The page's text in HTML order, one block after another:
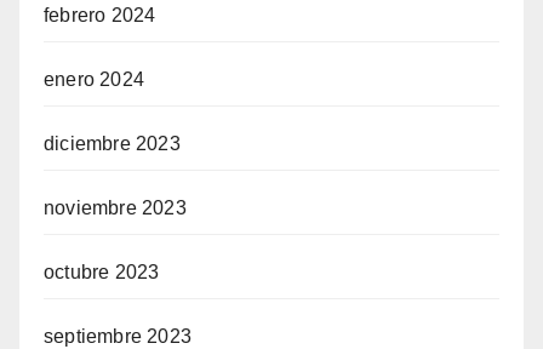
febrero 2024
enero 2024
diciembre 2023
noviembre 2023
octubre 2023
septiembre 2023